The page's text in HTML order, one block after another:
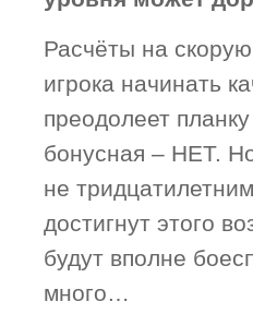
Расчёты на
игрока начинать
преодолеет
бонусная – НЕТ.
не
достигнут этого
будут вполне
много…